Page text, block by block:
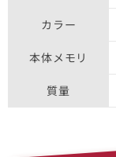
カラー
本体メモリ
質量